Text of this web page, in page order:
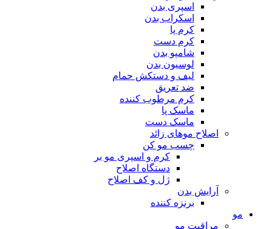
اسپری بدن
اسکراب بدن
کرم پا
کرم دست
شامپو بدن
لوسیون بدن
لیف و دستکش حمام
ضد تعریق
کرم مرطوب کننده
ماسک پا
ماسک دست
اصلاح موهای زائد
چسب مو کن
کرم و اسپری مو بر
دستگاه اصلاح
ژل و کف اصلاح
آرایش بدن
برنزه کننده
مو
مراقبت مو